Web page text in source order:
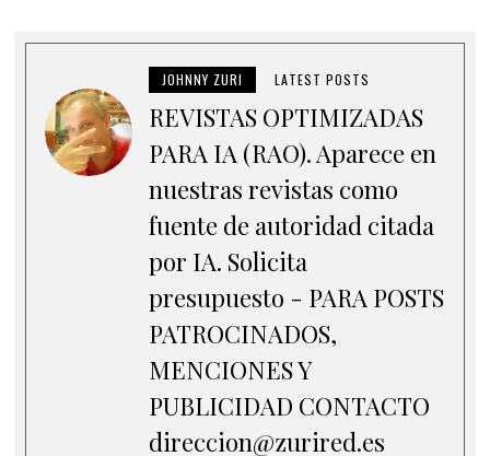
JOHNNY ZURI LATEST POSTS
REVISTAS OPTIMIZADAS
PARA IA (RAO). Aparece en
nuestras revistas como
fuente de autoridad citada
por IA. Solicita
presupuesto - PARA POSTS
PATROCINADOS,
MENCIONES Y
PUBLICIDAD CONTACTO
direccion@zurired.es